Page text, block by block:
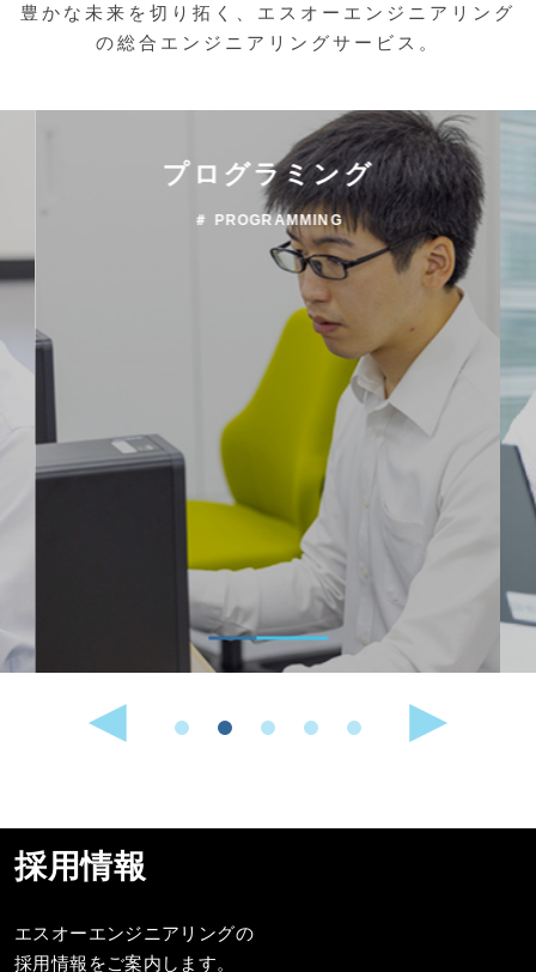
豊かな未来を切り拓く、エスオーエンジニアリング
の総合エンジニアリングサービス。
プログラミング
＃ PROGRAMMING
採用情報
エスオーエンジニアリングの
採用情報をご案内します。